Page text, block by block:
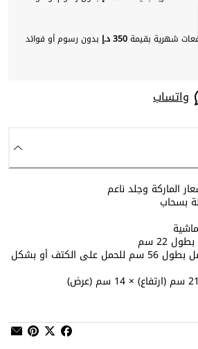
350 د.إ
بدون رسوم أو فوائد
واتساب
الماركة وجلد ناعم
بسحاب
22 سم
حمالة كتف قابلة للفصل بطول 56 سم للحمل على الكتف أو بشكل